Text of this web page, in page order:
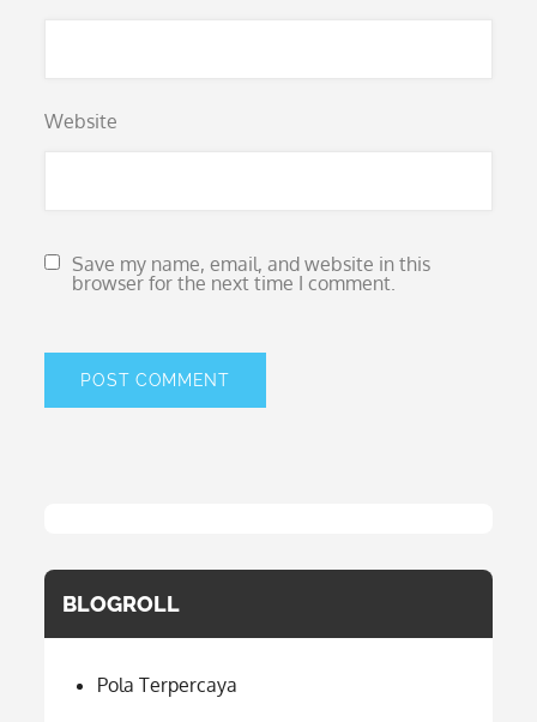
Website
Save my name, email, and website in this
browser for the next time I comment.
BLOGROLL
Pola Terpercaya